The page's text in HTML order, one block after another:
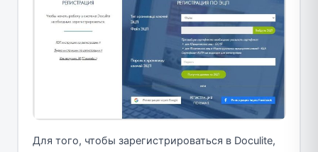
Для того, чтобы зарегистрироваться в Doculite,